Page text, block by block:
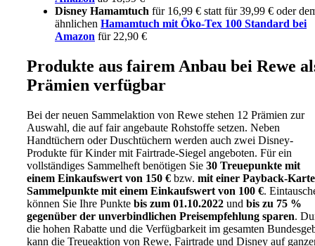
Disney Hamamtuch für 16,99 € statt für 39,99 € oder
ähnlichen Hamamtuch mit Öko-Tex 100 Standard bei
Amazon für 22,90 €
Produkte aus fairem Anbau bei Rewe
Prämien verfügbar
Bei der neuen Sammelaktion von Rewe stehen 12 Prämien zur
Auswahl, die auf fair angebaute Rohstoffe setzen. Neben
Handtüchern oder Duschtüchern werden auch zwei Disney-
Produkte für Kinder mit Fairtrade-Siegel angeboten. Für ein
vollständiges Sammelheft benötigen Sie 30 Treuepunkte mit
einem Einkaufswert von 150 € bzw. mit einer Payback-
Sammelpunkte mit einem Einkaufswert von 100 €.
können Sie Ihre Punkte bis zum 01.10.2022 und bis zu 75 %
gegenüber der unverbindlichen Preisempfehlung sparen.
die hohen Rabatte und die Verfügbarkeit im gesamten
kann die Treueaktion von Rewe, Fairtrade und Disney auf